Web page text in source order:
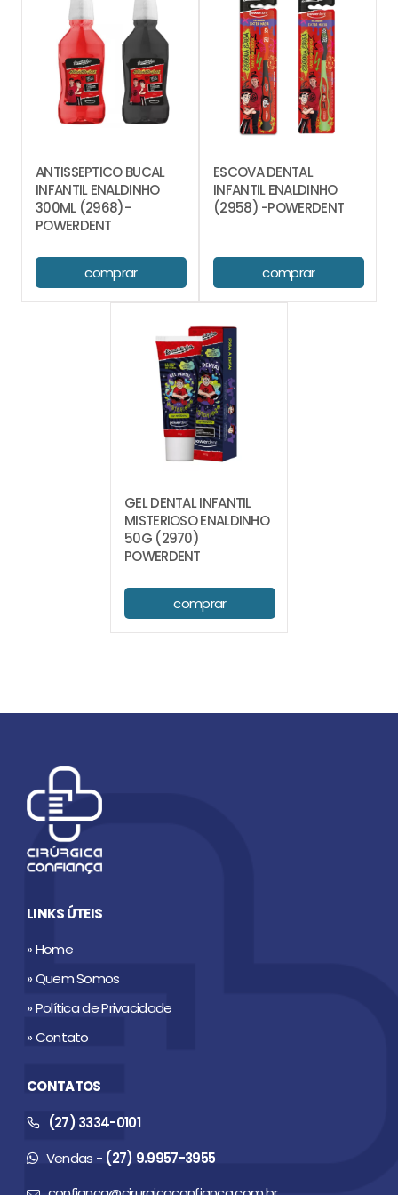
ANTISSEPTICO BUCAL
INFANTIL ENALDINHO
300ML (2968)-
POWERDENT
comprar
ESCOVA DENTAL
INFANTIL ENALDINHO
(2958) -POWERDENT
comprar
GEL DENTAL INFANTIL
MISTERIOSO ENALDINHO
50G (2970)
POWERDENT
comprar
LINKS ÚTEIS
» Home
» Quem Somos
» Política de Privacidade
» Contato
CONTATOS
(27) 3334-0101
Vendas - (27) 9.9957-3955